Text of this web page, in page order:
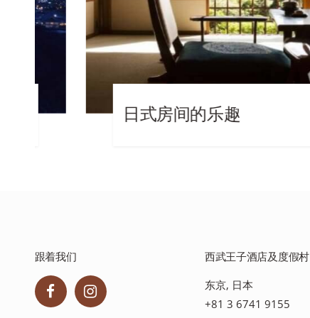
日式房间的乐趣
跟着我们
西武王子酒店及度假村
东京, 日本
+81 3 6741 9155